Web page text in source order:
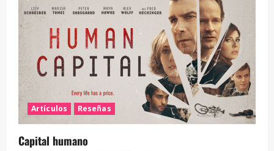
Artículos Reseñas
Capital humano